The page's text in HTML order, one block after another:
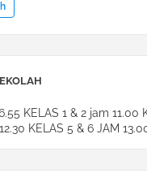
KELAS 1 & 2 jam 11.00
KELAS 5 & 6 JAM